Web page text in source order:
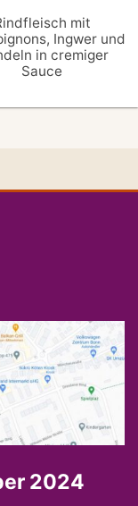
mit
Ingwer und
in cremiger
Sauce
2024